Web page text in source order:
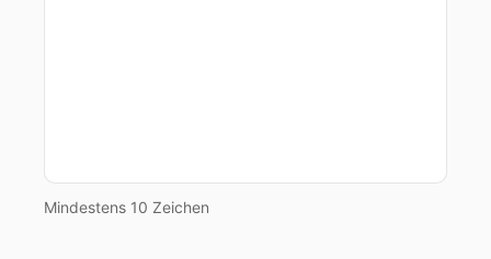
Mindestens 10 Zeichen